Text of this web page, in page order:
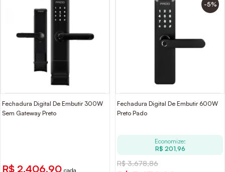
Fechadura Digital De Embutir 300W
Sem Gateway Preto
R$ 2.406,90 cada
-5%
Fechadura Digital De Embutir 600W
Preto Pado
Economize:
R$ 201,96
R$ 3.678,86